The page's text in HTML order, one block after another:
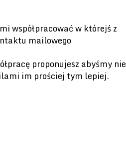
współpracować w którejś z
mailowego
proponujesz abyśmy nie
im prościej tym lepiej.